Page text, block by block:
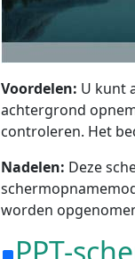
Voordelen: U kunt
achtergrond
controleren. Het
Nadelen: Deze
worden